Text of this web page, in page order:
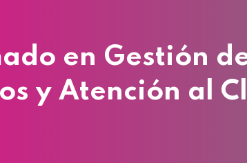
en Gestión
y Atención al